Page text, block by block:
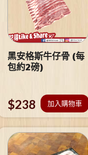
黑安格斯牛仔骨 (每
包約2磅)
$238 加入購物車